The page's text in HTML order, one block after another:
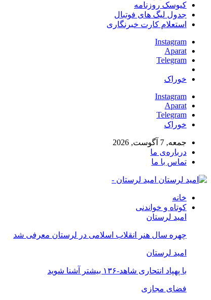
کیوسک روزنامه
جدول لیگ های فوتبال
استعلام کارت خبرنگاری
Instagram
Aparat
Telegram
خوراک
Instagram
Aparat
Telegram
خوراک
جمعه, 7 آگوست, 2026
درباره‌ی ما
تماس با ما
امید لرستان -
خانه
کوتاه و خواندنی
امید لرستان
چهره سال هنر انقلاب اسلامی در لرستان معرفی شد
امید لرستان
با پهپاد انتحاری شاهد-۱۳۶ بیشتر آشنا شوید
فضای مجازی